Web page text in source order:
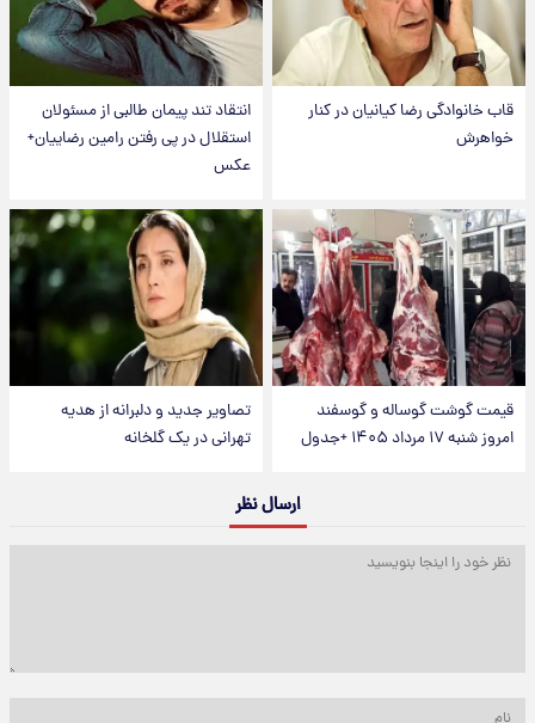
قاب خانوادگی رضا کیانیان در کنار
خواهرش
انتقاد تند پیمان طالبی از مسئولان
استقلال در پی رفتن رامین رضاییان+
عکس
قیمت گوشت گوساله و گوسفند
امروز شنبه ۱۷ مرداد ۱۴۰۵ +جدول
تصاویر جدید و دلبرانه از هدیه
تهرانی در یک گلخانه
ارسال نظر